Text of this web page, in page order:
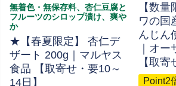
無着色・無保存料、杏仁豆腐と
フルーツのシロップ漬け、爽や
か
★【春夏限定】 杏仁デ
ザート 200g｜マルヤス
食品 【取寄せ・要10～
14日】
【数
ワの国
んじん
｜オ
【取寄
Point2